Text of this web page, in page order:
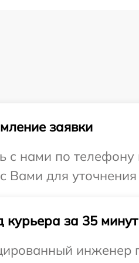
заявки
с нами по телефону
Вами для
курьера за 35 минут
инженер